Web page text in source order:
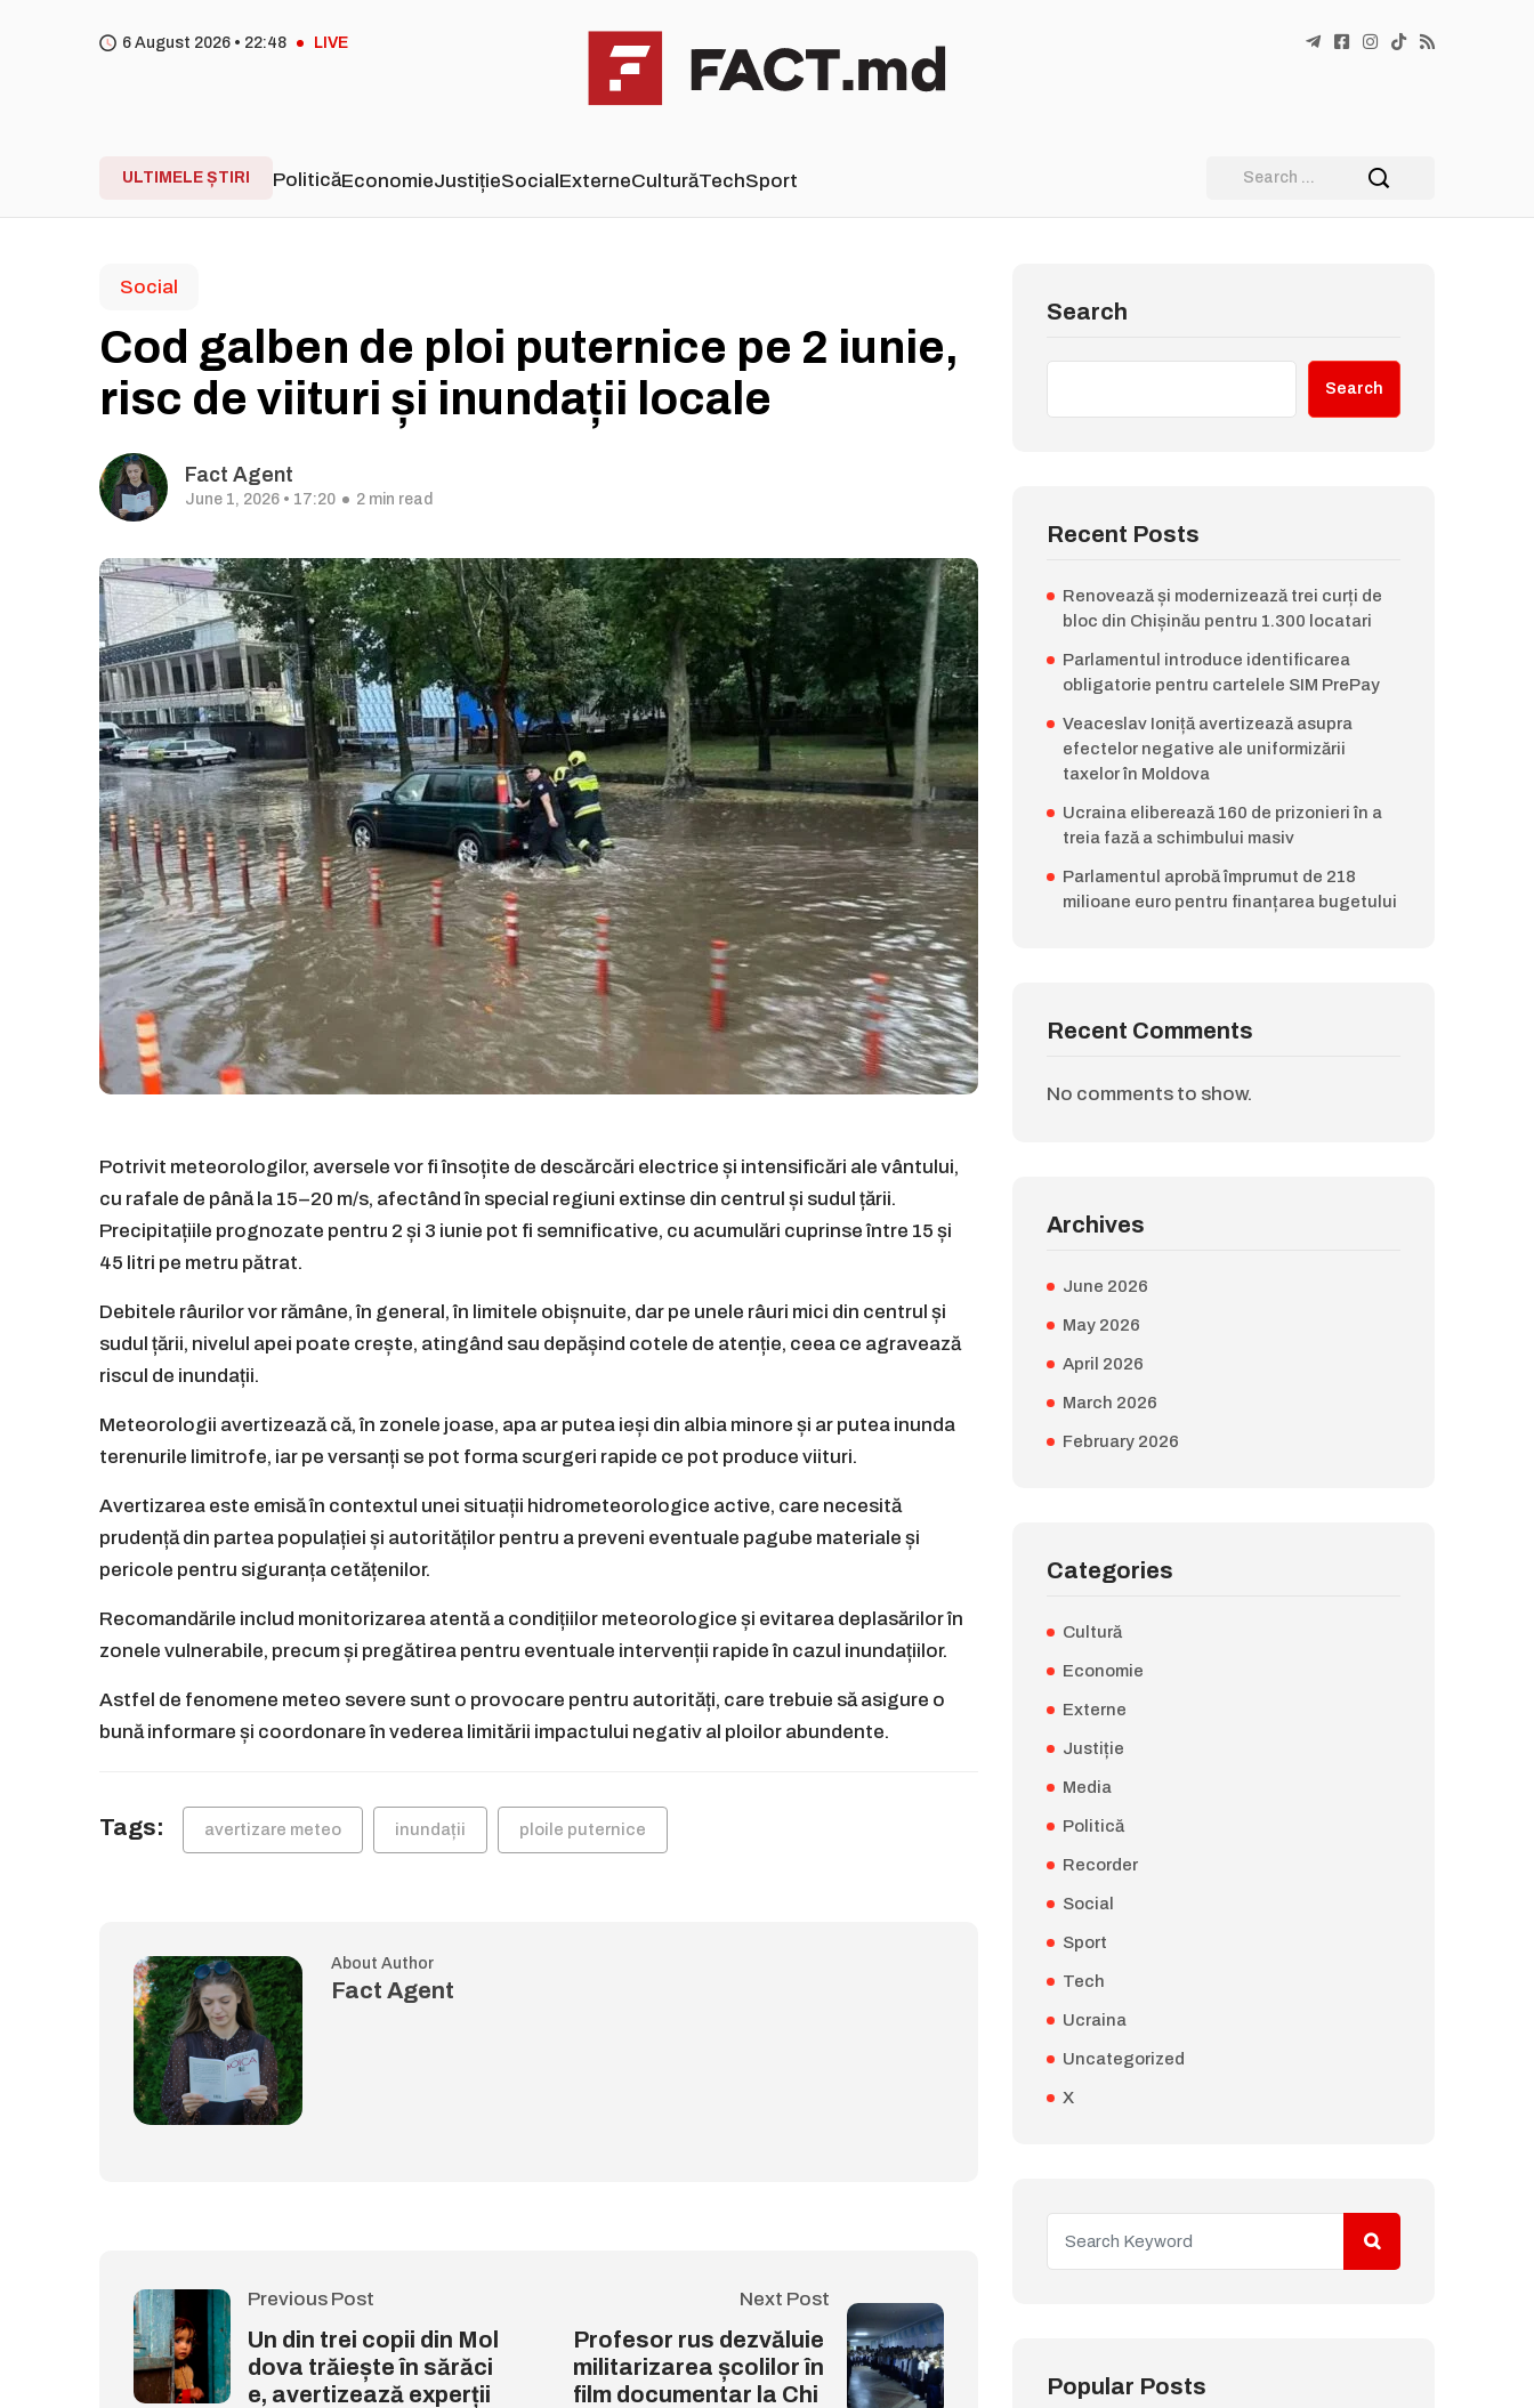
6 August 2026 • 22 48 LIVE
ULTIMELE ȘTIRI PoliticăEconomieJustițieSocialExterneCulturăTechSport
Social
Cod galben de ploi puternice pe 2 iunie,
risc de viituri și inundații locale
Fact Agent
June 1, 2026 • 17:20 2 min read
Potrivit meteorologilor, aversele vor fi însoțite de descărcări electrice și intensificări ale vântului,
cu rafale de până la 15–20 m/s, afectând în special regiuni extinse din centrul și sudul țării.
Precipitațiile prognozate pentru 2 și 3 iunie pot fi semnificative, cu acumulări cuprinse între 15 și
45 litri pe metru pătrat.
Debitele râurilor vor rămâne, în general, în limitele obișnuite, dar pe unele râuri mici din centrul și
sudul țării, nivelul apei poate crește, atingând sau depășind cotele de atenție, ceea ce agravează
riscul de inundații.
Meteorologii avertizează că, în zonele joase, apa ar putea ieși din albia minore și ar putea inunda
terenurile limitrofe, iar pe versanți se pot forma scurgeri rapide ce pot produce viituri.
Avertizarea este emisă în contextul unei situații hidrometeorologice active, care necesită
prudență din partea populației și autorităților pentru a preveni eventuale pagube materiale și
pericole pentru siguranța cetățenilor.
Recomandările includ monitorizarea atentă a condițiilor meteorologice și evitarea deplasărilor în
zonele vulnerabile, precum și pregătirea pentru eventuale intervenții rapide în cazul inundațiilor.
Astfel de fenomene meteo severe sunt o provocare pentru autorități, care trebuie să asigure o
bună informare și coordonare în vederea limitării impactului negativ al ploilor abundente.
Tags: avertizare meteo inundații ploile puternice
About Author
Fact Agent
Previous Post
Un din trei copii din Mol
dova trăiește în sărăci
e, avertizează experții
Next Post
Profesor rus dezvăluie
militarizarea școlilor în
film documentar la Chi
Search
Search
Recent Posts
Renovează și modernizează trei curți de
bloc din Chișinău pentru 1.300 locatari
Parlamentul introduce identificarea
obligatorie pentru cartelele SIM PrePay
Veaceslav Ioniță avertizează asupra
efectelor negative ale uniformizării
taxelor în Moldova
Ucraina eliberează 160 de prizonieri în a
treia fază a schimbului masiv
Parlamentul aprobă împrumut de 218
milioane euro pentru finanțarea bugetului
Recent Comments
No comments to show.
Archives
June 2026
May 2026
April 2026
March 2026
February 2026
Categories
Cultură
Economie
Externe
Justiție
Media
Politică
Recorder
Social
Sport
Tech
Ucraina
Uncategorized
X
Popular Posts